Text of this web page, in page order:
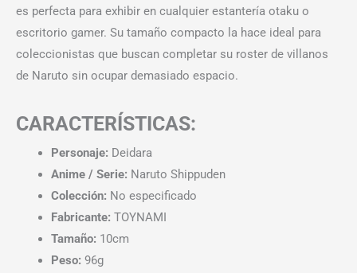
es perfecta para exhibir en cualquier estantería otaku o
escritorio gamer. Su tamaño compacto la hace ideal para
coleccionistas que buscan completar su roster de villanos
de Naruto sin ocupar demasiado espacio.
CARACTERÍSTICAS:
Personaje: Deidara
Anime / Serie: Naruto Shippuden
Colección: No especificado
Fabricante: TOYNAMI
Tamaño: 10cm
Peso: 96g